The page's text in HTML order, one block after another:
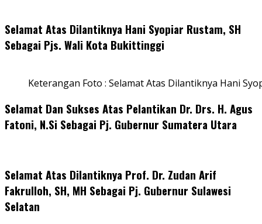
Selamat Atas Dilantiknya Hani Syopiar Rustam, SH
Sebagai Pjs. Wali Kota Bukittinggi
Keterangan Foto : Selamat Atas Dilantiknya Hani
Selamat Dan Sukses Atas Pelantikan Dr. Drs. H. Agus
Fatoni, N.Si Sebagai Pj. Gubernur Sumatera Utara
Selamat Atas Dilantiknya Prof. Dr. Zudan Arif
Fakrulloh, SH, MH Sebagai Pj. Gubernur Sulawesi
Selatan